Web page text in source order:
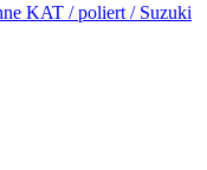
KAT / poliert / Suzuki